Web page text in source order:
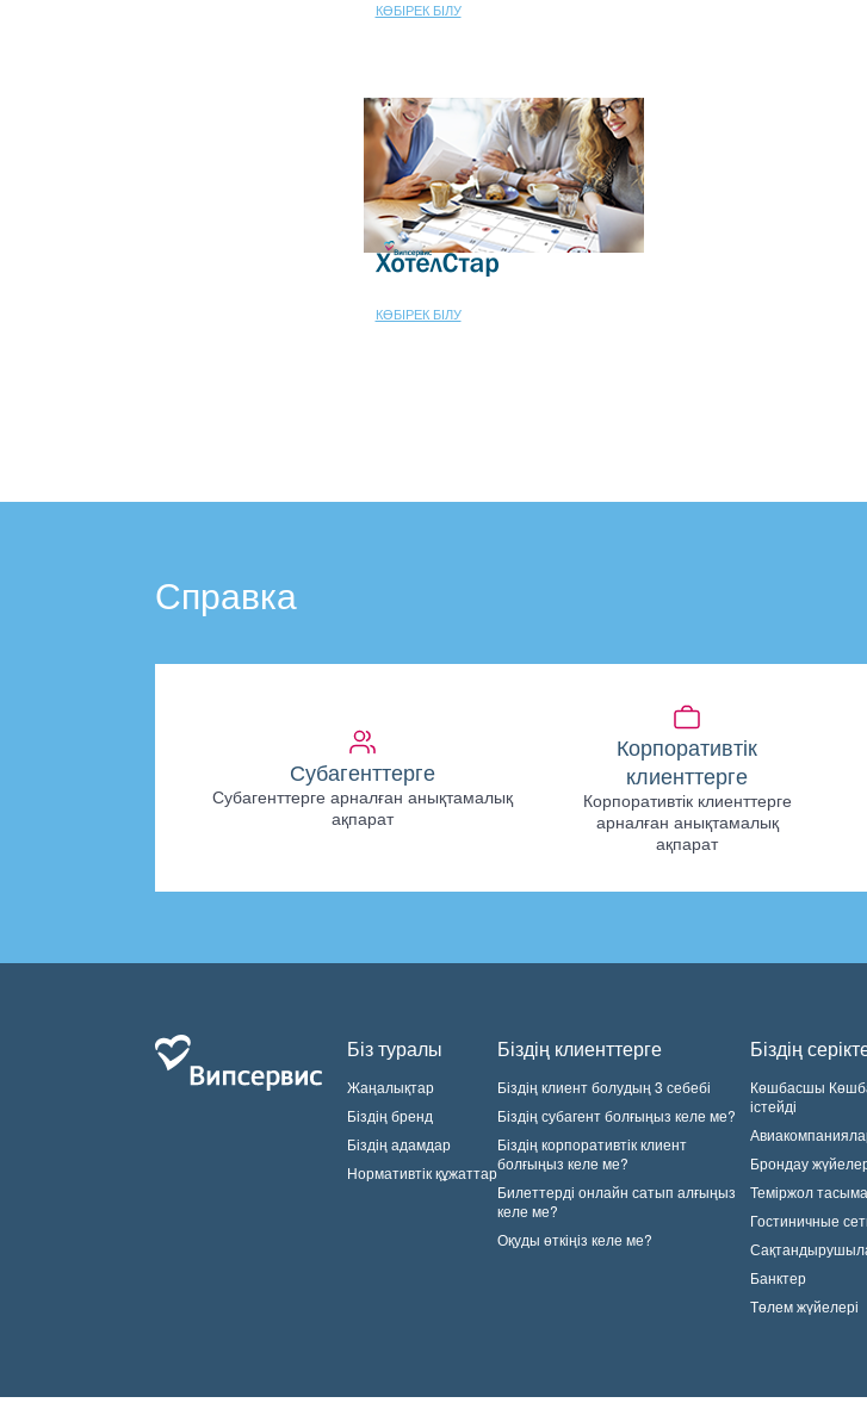
КӨБІРЕК БІЛУ
КӨБІРЕК БІЛУ
Справка
Субагенттерге
Субагенттерге арналған анықтамалық
ақпарат
Корпоративтік
клиенттерге
Корпоративтік клиенттерге
арналған анықтамалық
ақпарат
Біз туралы
Жаңалықтар
Біздің бренд
Біздің адамдар
Нормативтік құжаттар
Біздің клиенттерге
Біздің клиент болудың 3 себебі
Біздің субагент болғыңыз келе ме?
Біздің корпоративтік клиент
болғыңыз келе ме?
Билеттерді онлайн сатып алғыңыз
келе ме?
Оқуды өткіңіз келе ме?
Біздің
Көшбасшы
істейді
Брондау
Теміржол
Гостиничные
Банктер
Төлем жүйелері